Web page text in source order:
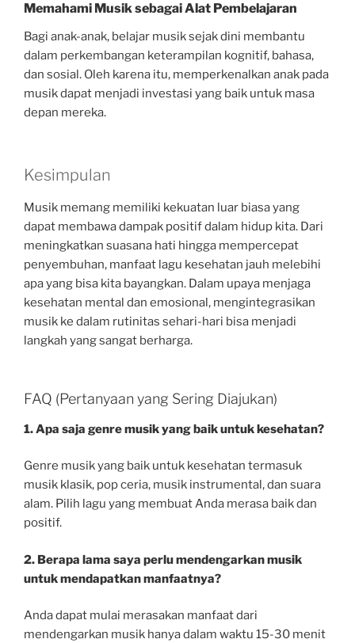
Memahami Musik sebagai Alat Pembelajaran
Bagi anak-anak, belajar musik sejak dini membantu
dalam perkembangan keterampilan kognitif, bahasa,
dan sosial. Oleh karena itu, memperkenalkan anak pada
musik dapat menjadi investasi yang baik untuk masa
depan mereka.
Kesimpulan
Musik memang memiliki kekuatan luar biasa yang
dapat membawa dampak positif dalam hidup kita. Dari
meningkatkan suasana hati hingga mempercepat
penyembuhan, manfaat lagu kesehatan jauh melebihi
apa yang bisa kita bayangkan. Dalam upaya menjaga
kesehatan mental dan emosional, mengintegrasikan
musik ke dalam rutinitas sehari-hari bisa menjadi
langkah yang sangat berharga.
FAQ (Pertanyaan yang Sering Diajukan)
1. Apa saja genre musik yang baik untuk kesehatan?
Genre musik yang baik untuk kesehatan termasuk
musik klasik, pop ceria, musik instrumental, dan suara
alam. Pilih lagu yang membuat Anda merasa baik dan
positif.
2. Berapa lama saya perlu mendengarkan musik
untuk mendapatkan manfaatnya?
Anda dapat mulai merasakan manfaat dari
mendengarkan musik hanya dalam waktu 15-30 menit